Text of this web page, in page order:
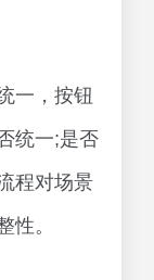
一，按钮
统一;是否
程对场景
性。